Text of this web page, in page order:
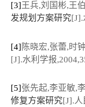
[3] 王兵,刘国彬,王
发规划方案研究
[4] 陈晓宏,张蕾,时
[J].水利学报
[5] 张先起,李亚敏,
修复方案研究[J].人